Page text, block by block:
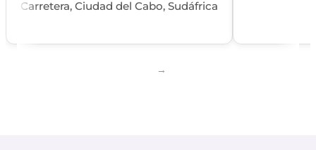
Carretera, Ciudad del Cabo, Sudáfrica